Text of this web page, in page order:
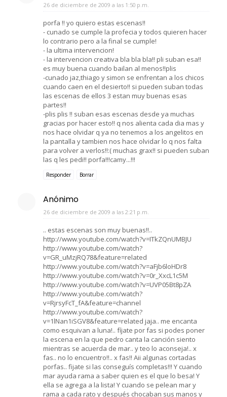
26 de diciembre de 2009 a las 1:50 p.m.
porfa !! yo quiero estas escenas!!
- cunado se cumple la profecia y todos quieren hacer
lo contrario pero a la final se cumple!
- la ultima intervencion!
- la intervencion creativa bla bla bla!! pli suban esa!!
es muy buena cuando bailan al menos!!plis
-cunado jaz,thiago y simon se enfrentan a los chicos
cuando caen en el desierto!! si pueden suban todas
las escenas de ellos 3 estan muy buenas esas
partes!!
-plis plis !! suban esas escenas desde ya muchas
gracias por hacer esto!! q nos alienta cada dia mas y
nos hace olvidar q ya no tenemos a los angelitos en
la pantalla y tambien nos hace olvidar lo q nos falta
para volver a verlos!!:( muchas grax!! si pueden suban
las q les pedi!! porfa!!!camy...!!!
Responder Borrar
Anónimo
26 de diciembre de 2009 a las 2:21 p.m.
.. estas escenas son muy buenas!!..
http://www.youtube.com/watch?v=ITkZQnUMBJU
http://www.youtube.com/watch?
v=GR_uMzjRQ78&feature=related
http://www.youtube.com/watch?v=aFjb6loHDr8
http://www.youtube.com/watch?v=0r_XxcL1c5M
http://www.youtube.com/watch?v=UVP05Bt8pZA
http://www.youtube.com/watch?
v=RjrsyFcT_fA&feature=channel
http://www.youtube.com/watch?
v=1lNan1iSGV8&feature=related jaja.. me encanta
como esquivan a luna!.. fíjate por fas si podes poner
la escena en la que pedro canta la canción siento
mientras se acuerda de mar.. y teo lo aconseja!.. x
fas.. no lo encuentro!!.. x fas!! Aii algunas cortadas
porfas.. fijate si las conseguís completas!!! Y cuando
mar ayuda rama a saber quien es el que lo besa! Y
ella se agrega a la lista! Y cuando se pelean mar y
rama a cada rato y después chocaban sus manos y